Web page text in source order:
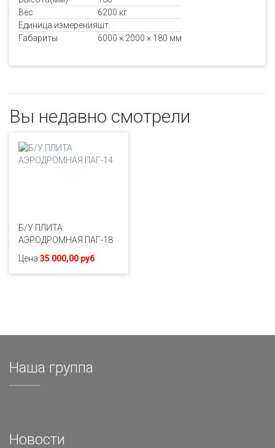
Вес
6200 кг
Единица измеренияшт.
Габариты
6000 × 2000 × 180 мм
Вы недавно смотрели
Б/У ПЛИТА
АЭРОДРОМНАЯ ПАГ-18
Цена 35 000,00 руб
Наша группа
Новости